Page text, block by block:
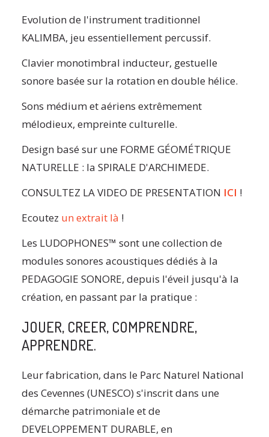
Evolution de l'instrument traditionnel
KALIMBA, jeu essentiellement percussif.
Clavier monotimbral inducteur, gestuelle
sonore basée sur la rotation en double hélice.
Sons médium et aériens extrêmement
mélodieux, empreinte culturelle.
Design basé sur une FORME GÉOMÉTRIQUE
NATURELLE : la SPIRALE D'ARCHIMEDE.
CONSULTEZ LA VIDEO DE PRESENTATION ICI !
Ecoutez un extrait là !
Les LUDOPHONES™ sont une collection de
modules sonores acoustiques dédiés à la
PEDAGOGIE SONORE, depuis l'éveil jusqu'à la
création, en passant par la pratique :
JOUER, CREER, COMPRENDRE,
APPRENDRE.
Leur fabrication, dans le Parc Naturel National
des Cevennes (UNESCO) s'inscrit dans une
démarche patrimoniale et de
DEVELOPPEMENT DURABLE, en